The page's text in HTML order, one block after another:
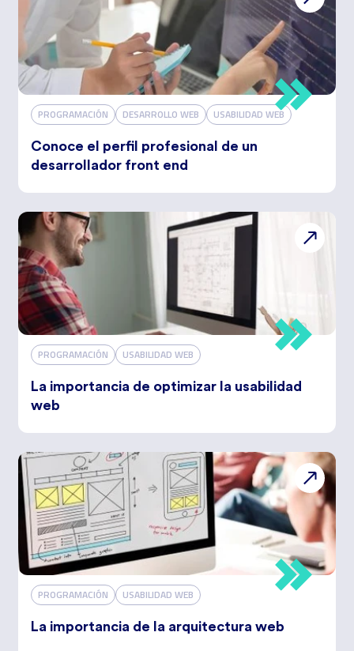
PROGRAMACIÓN DESARROLLO WEB USABILIDAD WEB
Conoce el perfil profesional de un
desarrollador front end
PROGRAMACIÓN USABILIDAD WEB
La importancia de optimizar la usabilidad
web
PROGRAMACIÓN USABILIDAD WEB
La importancia de la arquitectura web